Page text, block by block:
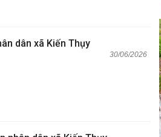
dân xã Kiến Thụy
30/06/2026